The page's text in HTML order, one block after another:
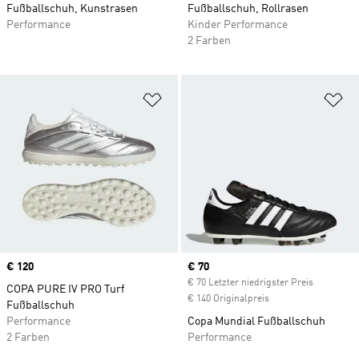
Fußballschuh, Kunstrasen
Performance
Fußballschuh, Rollrasen
Kinder Performance
2 Farben
Price
€ 120
COPA PURE IV PRO Turf
Fußballschuh
Performance
2 Farben
Current price
€ 70
€ 70 Letzter niedrigster Preis
€ 140 Originalpreis
Copa Mundial Fußballschuh
Performance